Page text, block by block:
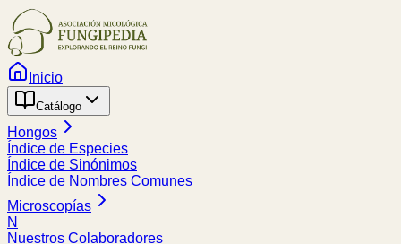
Inicio
Catálogo
Hongos
Índice de Especies
Índice de Sinónimos
Índice de Nombres Comunes
Microscopías
N
Nuestros Colaboradores